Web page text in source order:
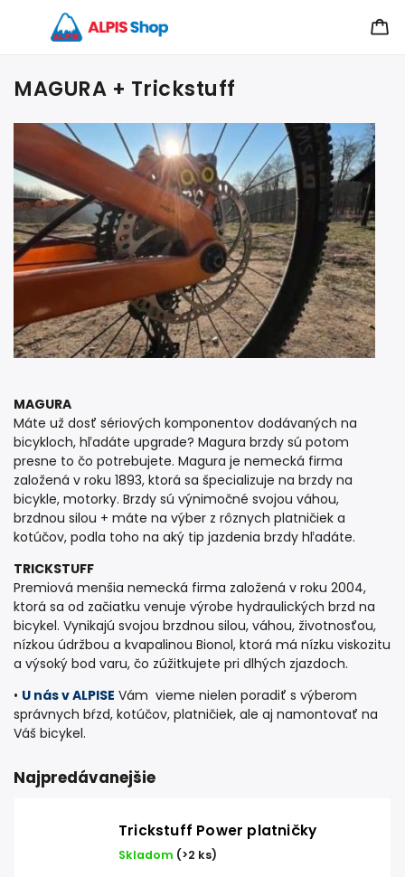
MAGURA + Trickstuff
MAGURA
Máte už dosť sériových komponentov dodávaných na
bicykloch, hľadáte upgrade? Magura brzdy sú potom
presne to čo potrebujete. Magura je nemecká firma
založená v roku 1893, ktorá sa špecializuje na brzdy na
bicykle, motorky. Brzdy sú výnimočné svojou váhou,
brzdnou silou + máte na výber z rôznych platničiek a
kotúčov, podla toho na aký tip jazdenia brzdy hľadáte.
TRICKSTUFF
Premiová menšia nemecká firma založená v roku 2004,
ktorá sa od začiatku venuje výrobe hydraulických brzd na
bicykel. Vynikajú svojou brzdnou silou, váhou, životnosťou,
nízkou údržbou a kvapalinou Bionol, ktorá má nízku viskozitu
a výsoký bod varu, čo zúžitkujete pri dlhých zjazdoch.
• U nás v ALPISE Vám vieme nielen poradiť s výberom
správnych bŕzd, kotúčov, platničiek, ale aj namontovať na
Váš bicykel.
Najpredávanejšie
Trickstuff Power platničky
Skladom (>2 ks)